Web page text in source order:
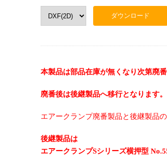
本製品は部品在庫が無くなり次第廃番
廃番後は後継製品へ移行となります。
エアークランプ廃番製品と後継製品
後継製品は
エアークランプSシリーズ横押型